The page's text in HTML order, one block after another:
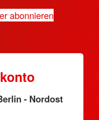
abonnieren
- Nordost